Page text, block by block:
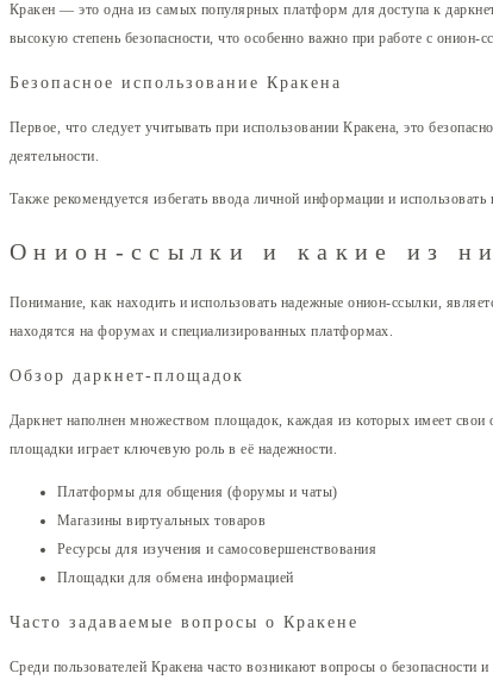
Кракен — это одна из самых популярных платформ для доступа к
высокую степень безопасности, что особенно важно при работе с онион-
Безопасное использование Кракена
Первое, что следует учитывать при использовании Кракена, это
деятельности.
Также рекомендуется избегать ввода личной информации и
Онион-ссылки и какие из
Понимание, как находить и использовать надежные онион-ссылки,
находятся на форумах и специализированных платформах.
Обзор даркнет-площадок
Даркнет наполнен множеством площадок, каждая из которых имеет
площадки играет ключевую роль в её надежности.
Платформы для общения (форумы и чаты)
Магазины виртуальных товаров
Ресурсы для изучения и самосовершенствования
Площадки для обмена информацией
Часто задаваемые вопросы о Кракене
Среди пользователей Кракена часто возникают вопросы о